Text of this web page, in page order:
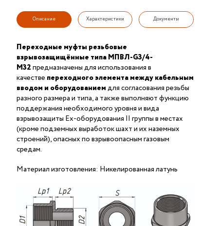
Описание Характеристики Документы
Переходные муфты резьбовые
взрывозащищённые типа МПВЛ-G3/4-
М32предназначены для использования в
качестве переходного элемента между кабельным
вводом и оборудованиемдля согласования резьбы
разного размера и типа, а также выполняют функцию
поддержания необходимого уровня и вида
взрывозащиты Ex-оборудования II группы в местах
(кроме подземных выработок шахт и их наземных
строений), опасных по взрывоопасным газовым
средам.
Материал изготовления: Никелированная латунь